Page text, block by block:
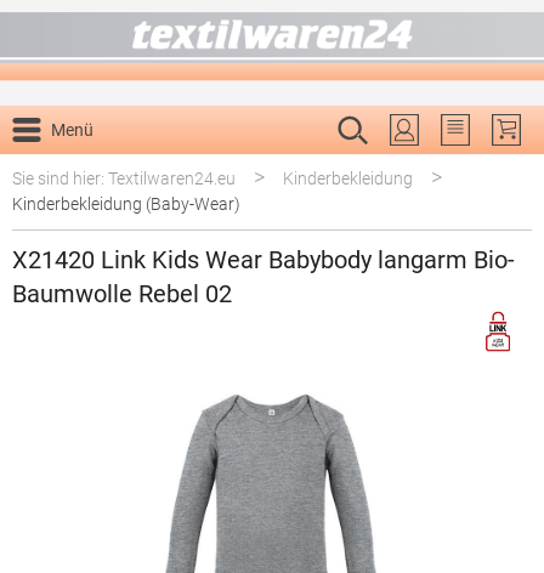
Menü
Du hast 0
Sie sind hier: Textilwaren24.eu
> Kinderbekleidung >
Kinderbekleidung (Baby-Wear)
X21420 Link Kids Wear Babybody langarm Bio-
Baumwolle Rebel 02